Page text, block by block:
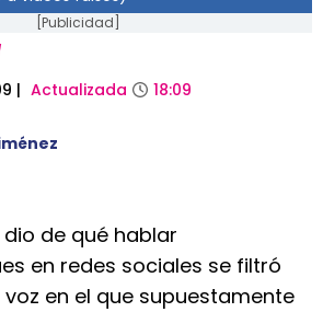
[Publicidad]
| Actualizada 18:09
dio de qué hablar
en redes sociales se filtró
en el que supuestamente